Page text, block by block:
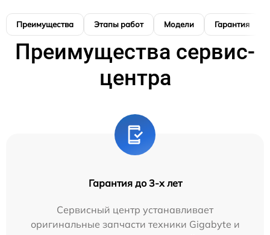
Преимущества Этапы работ Модели Гарантия
Преимущества сервис-
центра
Гарантия до 3-х лет
Сервисный центр устанавливает
оригинальные запчасти техники Gigabyte и